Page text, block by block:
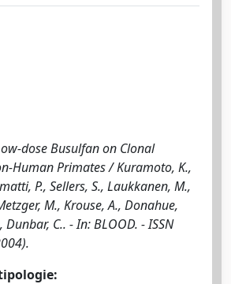
dose Busulfan on Clonal
Human Primates / Kuramoto, K.,
P., Sellers, S., Laukkanen, M.,
M., Krouse, A., Donahue,
Dunbar, C.. - In: BLOOD. - ISSN